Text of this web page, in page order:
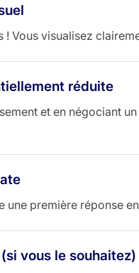
! Vous visualisez
réduite
et en négociant
première réponse
vous le souhaitez)